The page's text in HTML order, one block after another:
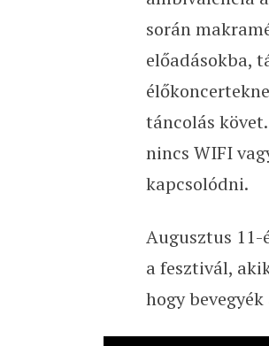
során
előadásokba,
táncolás
nincs WIFI
kapcsolódni.
Augusztus
a fesztivál,
hogy